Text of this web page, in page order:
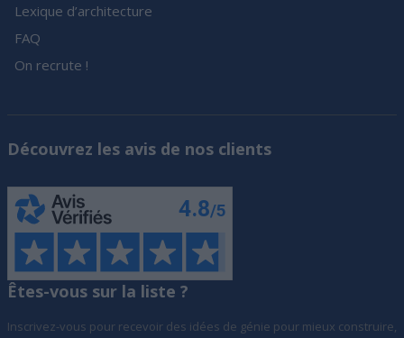
Lexique d’architecture
FAQ
On recrute !
Découvrez les avis de nos clients
Êtes-vous sur la liste ?
Inscrivez-vous pour recevoir des idées de génie pour mieux construire,